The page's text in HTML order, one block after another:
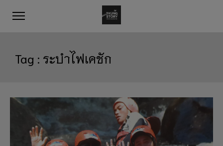
Tag : ระบำไฟเคชัก